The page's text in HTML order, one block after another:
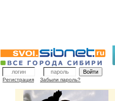
Регистрация Забыли пароль?